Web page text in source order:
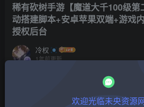
稀有砍树手游【魔道大千100级第
动搭建脚本+安卓苹果双端+游戏
授权后台
冷权
1年前更新
欢迎光临未央资源